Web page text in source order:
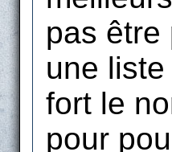
pas être
une
fort le
pour